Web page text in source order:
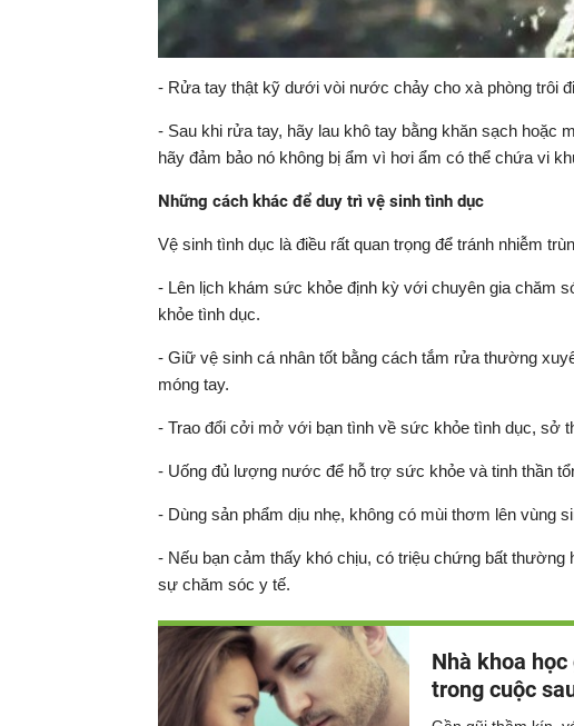
- Rửa tay thật kỹ dưới vòi nước chảy cho xà phòng trôi
- Sau khi rửa tay, hãy lau khô tay bằng khăn sạch hoặc
hãy đảm bảo nó không bị ẩm vì hơi ẩm có thể chứa vi
Những cách khác để duy trì vệ sinh tình dục
Vệ sinh tình dục là điều rất quan trọng để tránh nhiễm
- Lên lịch khám sức khỏe định kỳ với chuyên gia chăm
khỏe tình dục.
- Giữ vệ sinh cá nhân tốt bằng cách tắm rửa thường
móng tay.
- Trao đổi cởi mở với bạn tình về sức khỏe tình dục, sở
- Uống đủ lượng nước để hỗ trợ sức khỏe và tinh thần
- Dùng sản phẩm dịu nhẹ, không có mùi thơm lên vùng
- Nếu bạn cảm thấy khó chịu, có triệu chứng bất
sự chăm sóc y tế.
Nhà khoa
trong cuộc